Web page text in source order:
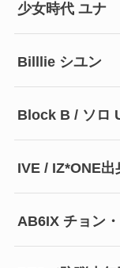
少女時代 ユナ
Billlie シユン
Block B / ソロ
IVE / IZ*ONE
AB6IX チョン